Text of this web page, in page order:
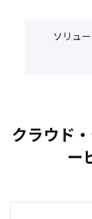
ソリュ
クラウド
ー